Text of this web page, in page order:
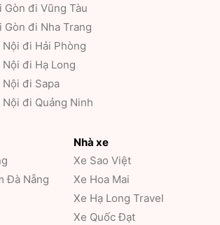
Gòn đi Vũng Tàu
Gòn đi Nha Trang
đi Hải Phòng
đi Hạ Long
đi Sapa
đi Quảng Ninh
Đà Nẵng
Nhà xe
Xe Sao Việt
Xe Hoa Mai
Xe Hạ Long Travel
Xe Quốc Đạt